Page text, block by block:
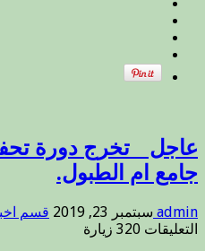
عنه
عاجل _ تخرج دورة
جامع ام الطبول.
admin سبتمبر 23, 2019 قسم
التعليقات على
320 زيارة